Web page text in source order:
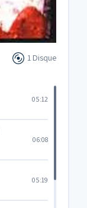
1 Disque
05:12
06:08
05:19